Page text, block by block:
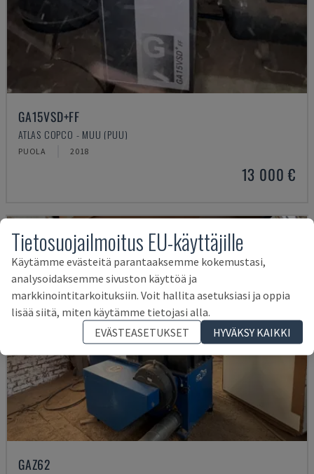
GA15VSD+FF
ATLAS COPCO - MUU (PUU)
PUOLA 2018
13 000 €
GAZ62
Tietosuojailmoitus EU-käyttäjille
Käytämme evästeitä parantaaksemme kokemustasi,
analysoidaksemme sivuston käyttöä ja
markkinointitarkoituksiin. Voit hallita asetuksiasi ja oppia
lisää siitä, miten käytämme tietojasi alla.
EVÄSTEASETUKSET
HYVÄKSY KAIKKI